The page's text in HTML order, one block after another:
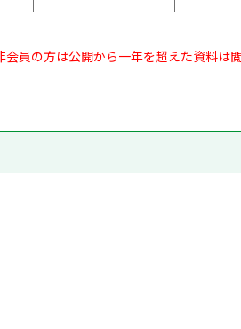
会員の方は公開から一年を超えた資料は